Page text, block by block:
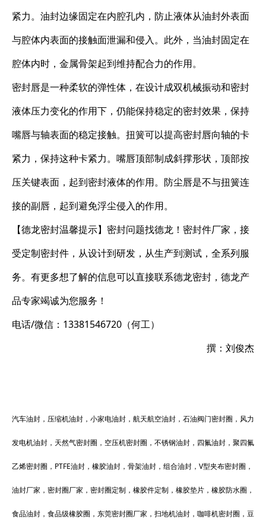
紧力。油封边缘固定在内腔孔内，防止液体从油封外表面
与腔体内表面的接触面泄漏和侵入。此外，当油封固定在
腔体内时，金属骨架起到维持配合力的作用。
密封唇是一种柔软的弹性体，在设计成双机械振动和密封
液体压力变化的作用下，仍能保持稳定的密封效果，保持
嘴唇与轴表面的稳定接触。扭簧可以提高密封唇向轴的卡
紧力，保持这种卡紧力。嘴唇顶部制成斜撑形状，顶部按
压关键表面，起到密封液体的作用。防尘唇是不与扭簧连
接的副唇，起到避免浮尘侵入的作用。
【德龙密封温馨提示】密封问题找德龙！密封件厂家，接
受定制密封件，从设计到研发，从生产到测试，全系列服
务。有更多想了解的信息可以直接联系德龙密封，德龙产
品专家竭诚为您服务！
电话/微信：13381546720（何工）
撰：刘俊杰
汽车油封，压缩机油封，小家电油封，航天航空油封，石油阀门密封圈，风力
发电机油封，天然气密封圈，空压机密封圈，不锈钢油封，四氟油封，聚四氟
乙烯密封圈，PTFE油封，橡胶油封，骨架油封，组合油封，V型夹布密封圈，
油封厂家，密封圈厂家，密封圈定制，橡胶件定制，橡胶垫片，橡胶防水圈，
食品油封，食品级橡胶圈，东莞密封圈厂家，扫地机油封，咖啡机密封圈，豆